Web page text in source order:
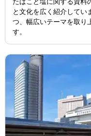
と文化を広く紹介してい
つ、幅広いテーマを取り
す。